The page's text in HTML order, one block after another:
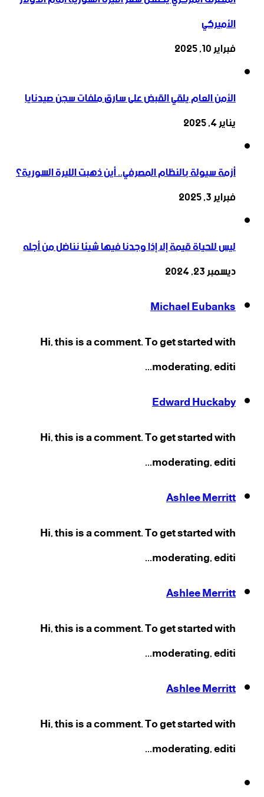
الأميركي
فبراير 10, 2025
الأمن العام يلقي القبض على سارق ملفات سجن صيدنايا
يناير 4, 2025
أزمة سيولة بالنظام المصرفي.. أين ذهبت الليرة السورية؟
فبراير 3, 2025
ليس للحياة قيمة إلا إذا وجدنا فيها شيئا نناضل من أجله
ديسمبر 23, 2024
Michael Eubanks
Hi, this is a comment. To get started with
moderating, editi...
Edward Huckaby
Hi, this is a comment. To get started with
moderating, editi...
Ashlee Merritt
Hi, this is a comment. To get started with
moderating, editi...
Ashlee Merritt
Hi, this is a comment. To get started with
moderating, editi...
Ashlee Merritt
Hi, this is a comment. To get started with
moderating, editi...